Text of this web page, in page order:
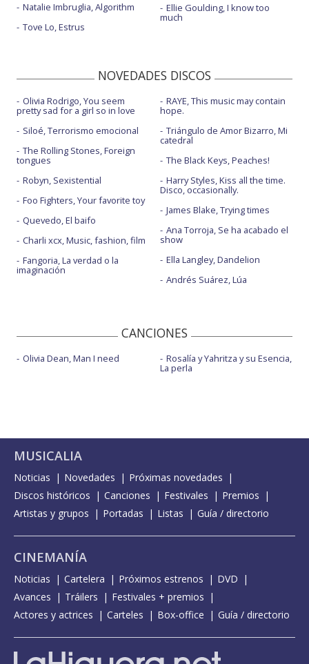
Natalie Imbruglia, Algorithm
Tove Lo, Estrus
Ellie Goulding, I know too
much
NOVEDADES DISCOS
Olivia Rodrigo, You seem
pretty sad for a girl so in love
Siloé, Terrorismo emocional
The Rolling Stones, Foreign
tongues
Robyn, Sexistential
Foo Fighters, Your favorite toy
Quevedo, El baifo
Charli xcx, Music, fashion, film
Fangoria, La verdad o la
imaginación
RAYE, This music may contain
hope.
Triángulo de Amor Bizarro, Mi
catedral
The Black Keys, Peaches!
Harry Styles, Kiss all the time.
Disco, occasionally.
James Blake, Trying times
Ana Torroja, Se ha acabado el
show
Ella Langley, Dandelion
Andrés Suárez, Lúa
CANCIONES
Olivia Dean, Man I need Rosalía y Yahritza y su Esencia,
La perla
MUSICALIA
Noticias Novedades
Próximas novedades
Discos históricos
Canciones Festivales
Premios
Artistas y grupos
Portadas Listas Guía / directorio
CINEMANÍA
Noticias Cartelera Próximos estrenos
DVD
Avances
Tráilers
Festivales + premios
Actores y actrices
Carteles Box-office Guía / directorio